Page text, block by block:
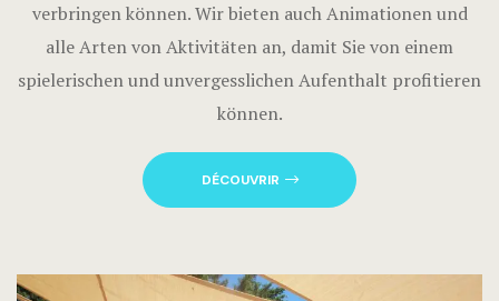
verbringen können. Wir bieten auch Animationen und
alle Arten von Aktivitäten an, damit Sie von einem
spielerischen und unvergesslichen Aufenthalt profitieren
können.
DÉCOUVRIR